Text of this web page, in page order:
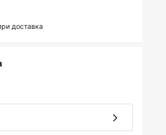
доставка